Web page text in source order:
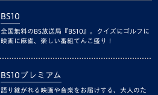
BS10
全国無料のBS放送局『BS10』。クイズにゴルフに
映画に麻雀、楽しい番組てんこ盛り！
BS10プレミアム
語り継がれる映画や音楽をお届けする、大人のた